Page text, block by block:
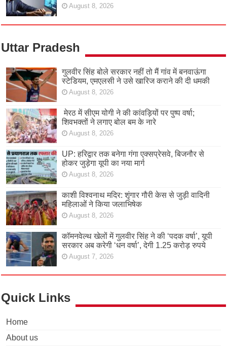
August 8, 2026
Uttar Pradesh
गुलवीर सिंह बोले सरकार नहीं तो मैं गांव में बनवाऊंगा
स्टेडियम, एमएलसी ने उसे खारिज कराने की दी धमकी
August 8, 2026
मेरठ में सीएम योगी ने की कांवड़ियों पर पुष्प वर्षा;
शिवभक्तों ने लगाए बोल बम के नारे
August 8, 2026
UP: हरिद्वार तक बनेगा गंगा एक्सप्रेसवे, बिजनौर से
होकर जुड़ेगा यूपी का नया मार्ग
August 8, 2026
काशी विश्वनाथ मदिर: शृंगार गौरी केस से जुड़ी वादिनी
महिलाओं ने किया जलाभिषेक
August 8, 2026
कॉमनवेल्थ खेलों में गुलवीर सिंह ने की ‘पदक वर्षा’, यूपी
सरकार अब करेगी ‘धन वर्षा’, देगी 1.25 करोड़ रुपये
August 7, 2026
Quick Links
Home
About us